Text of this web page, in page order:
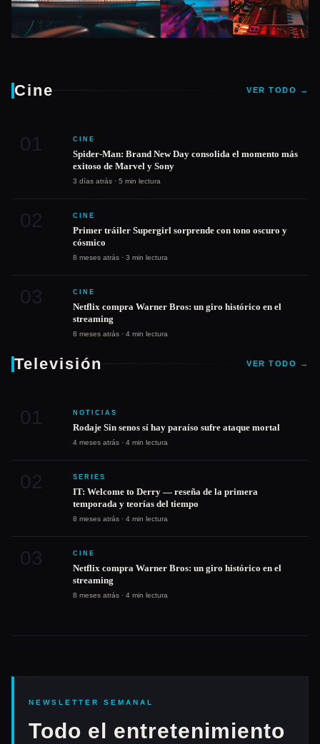
TuneCore: ¿Cuál
DistroKid: ¿Cuál
Cine VER TODO →
01 CINE
Spider-Man: Brand New Day consolida el momento más
exitoso de Marvel y Sony
3 días atrás · 5 min lectura
02 CINE
Primer tráiler Supergirl sorprende con tono oscuro y
cósmico
8 meses atrás · 3 min lectura
03 CINE
Netflix compra Warner Bros: un giro histórico en el
streaming
8 meses atrás · 4 min lectura
Televisión VER TODO →
01 NOTICIAS
Rodaje Sin senos sí hay paraíso sufre ataque mortal
4 meses atrás · 4 min lectura
02 SERIES
IT: Welcome to Derry — reseña de la primera
temporada y teorías del tiempo
8 meses atrás · 4 min lectura
03 CINE
Netflix compra Warner Bros: un giro histórico en el
streaming
8 meses atrás · 4 min lectura
NEWSLETTER SEMANAL
Todo el entretenimiento